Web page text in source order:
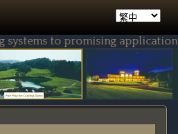
to promising application